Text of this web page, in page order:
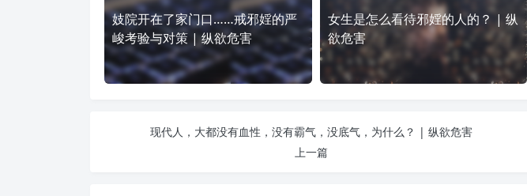
妓院开在了家门口……戒邪婬的严
峻考验与对策 | 纵欲危害
女生是怎么看待邪婬的人的？ | 纵
欲危害
现代人，大都没有血性，没有霸气，没底气，为什么？ | 纵欲危害
上一篇